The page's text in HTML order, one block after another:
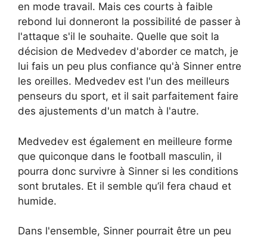
en mode travail. Mais ces courts à faible
rebond lui donneront la possibilité de passer à
l'attaque s'il le souhaite. Quelle que soit la
décision de Medvedev d'aborder ce match, je
lui fais un peu plus confiance qu'à Sinner entre
les oreilles. Medvedev est l'un des meilleurs
penseurs du sport, et il sait parfaitement faire
des ajustements d'un match à l'autre.
Medvedev est également en meilleure forme
que quiconque dans le football masculin, il
pourra donc survivre à Sinner si les conditions
sont brutales. Et il semble qu’il fera chaud et
humide.
Dans l'ensemble, Sinner pourrait être un peu